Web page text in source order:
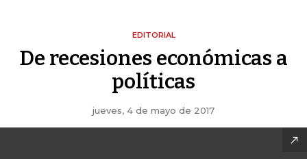
EDITORIAL
De recesiones económicas a
políticas
jueves, 4 de mayo de 2017